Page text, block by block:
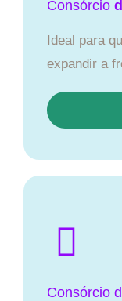
Consórcio
Ideal para
expandir a
Consórcio